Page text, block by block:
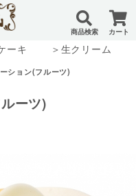
商品検索 カート
ーキ ＞生クリーム
ション(フルーツ)
ーツ)